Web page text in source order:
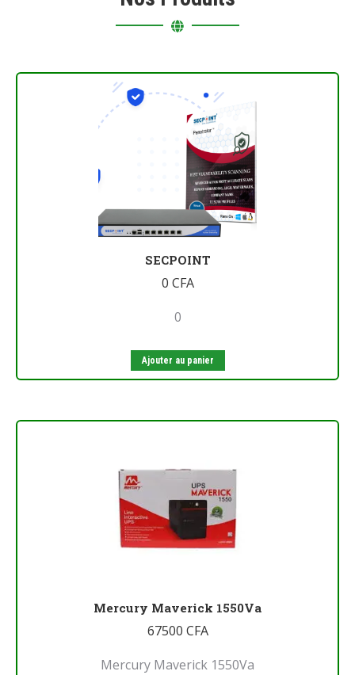
SECPOINT
0 CFA
0
Ajouter au panier
Mercury Maverick 1550Va
67500 CFA
Mercury Maverick 1550Va